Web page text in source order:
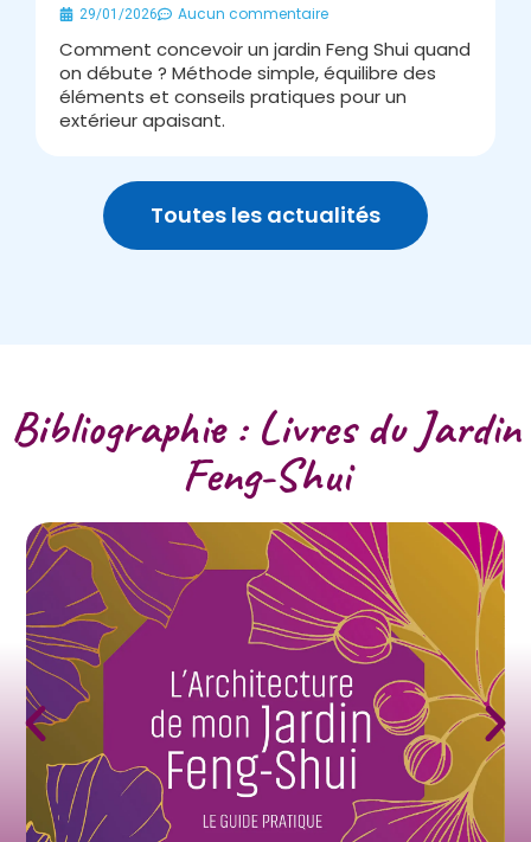
29/01/2026 Aucun commentaire
Comment concevoir un jardin Feng Shui quand
on débute ? Méthode simple, équilibre des
éléments et conseils pratiques pour un
extérieur apaisant.
Toutes les actualités
Bibliographie : Livres du Jardin
Feng-Shui